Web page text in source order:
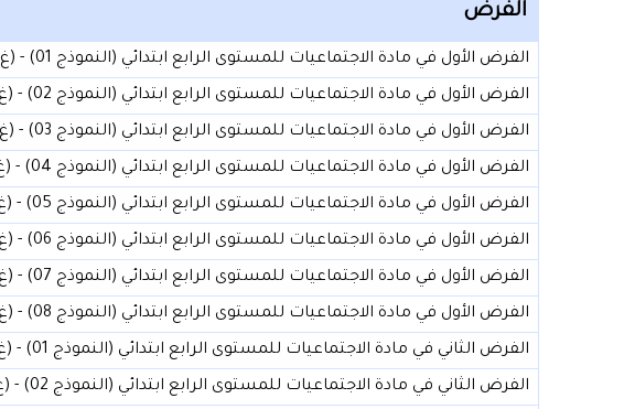
الفرض
الفرض الأول في مادة الاجتماعيات للمستوى الرابع ابتدائي (النموذج 01) - (غ. م)
الفرض الأول في مادة الاجتماعيات للمستوى الرابع ابتدائي (النموذج 02) - (غ. م)
الفرض الأول في مادة الاجتماعيات للمستوى الرابع ابتدائي (النموذج 03) - (غ. م)
الفرض الأول في مادة الاجتماعيات للمستوى الرابع ابتدائي (النموذج 04) - (غ. م)
الفرض الأول في مادة الاجتماعيات للمستوى الرابع ابتدائي (النموذج 05) - (غ. م)
الفرض الأول في مادة الاجتماعيات للمستوى الرابع ابتدائي (النموذج 06) - (غ. م)
الفرض الأول في مادة الاجتماعيات للمستوى الرابع ابتدائي (النموذج 07) - (غ. م)
الفرض الأول في مادة الاجتماعيات للمستوى الرابع ابتدائي (النموذج 08) - (غ. م)
الفرض الثاني في مادة الاجتماعيات للمستوى الرابع ابتدائي (النموذج 01) - (غ. م)
الفرض الثاني في مادة الاجتماعيات للمستوى الرابع ابتدائي (النموذج 02) - (غ. م)